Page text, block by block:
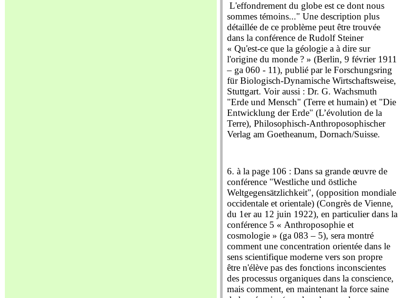
L'effondrement du globe est ce dont nous
sommes témoins..." Une description plus
détaillée de ce problème peut être trouvée
dans la conférence de Rudolf Steiner
« Qu'est-ce que la géologie a à dire sur
l'origine du monde ? » (Berlin, 9 février 1911
– ga 060 - 11), publié par le Forschungsring
für Biologisch-Dynamische Wirtschaftsweise,
Stuttgart. Voir aussi : Dr. G. Wachsmuth
"Erde und Mensch" (Terre et humain) et "Die
Entwicklung der Erde" (L’évolution de la
Terre), Philosophisch-Anthroposophischer
Verlag am Goetheanum, Dornach/Suisse.
6. à la page 106 : Dans sa grande œuvre de
conférence "Westliche und östliche
Weltgegensätzlichkeit", (opposition mondiale
occidentale et orientale) (Congrès de Vienne,
du 1er au 12 juin 1922), en particulier dans la
conférence 5 « Anthroposophie et
cosmologie » (ga 083 – 5), sera montré
comment une concentration orientée dans le
sens scientifique moderne vers son propre
être n'élève pas des fonctions inconscientes
des processus organiques dans la conscience,
mais comment, en maintenant la force saine